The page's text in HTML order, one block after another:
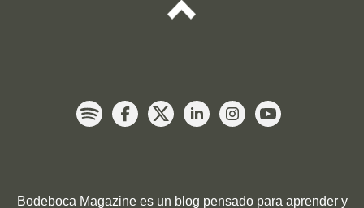
Bodeboca Magazine es un blog pensado para aprender y